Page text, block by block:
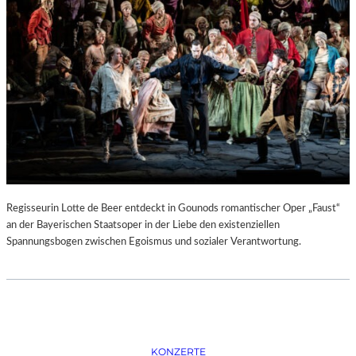
–
K
Ü
N
S
T
L
E
R
,
T
M
Regisseurin Lotte de Beer entdeckt in Gounods romantischer Oper „Faust“
an der Bayerischen Staatsoper in der Liebe den existenziellen
Spannungsbogen zwischen Egoismus und sozialer Verantwortung.
KONZERTE